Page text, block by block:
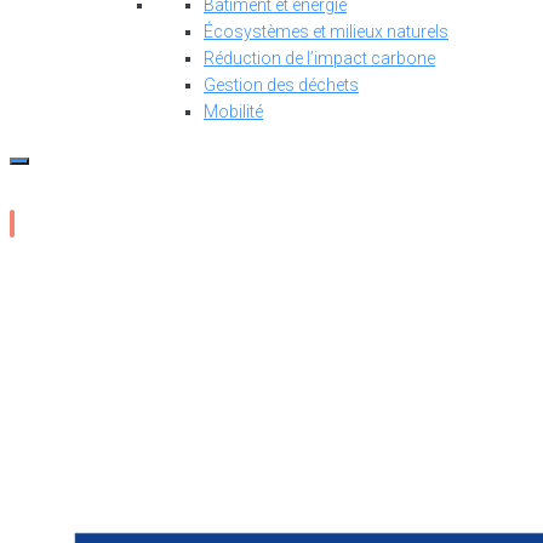
Bâtiment et énergie
Écosystèmes et milieux naturels
Réduction de l’impact carbone
Gestion des déchets
Mobilité